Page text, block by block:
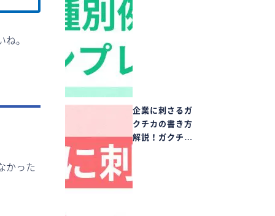
。
かった
企業に刺さるガ
クチカの書き方
解説！ガクチ…